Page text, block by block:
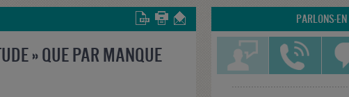
» QUE PAR MANQUE
PARLONS-EN